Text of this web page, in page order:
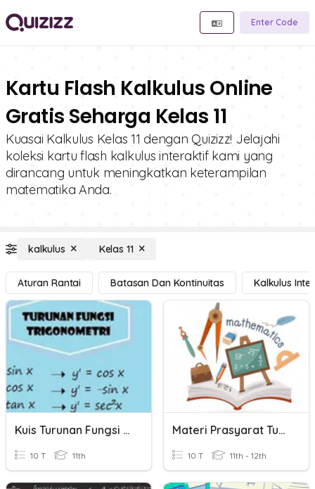
Enter Code
Kartu Flash Kalkulus Online
Gratis Seharga Kelas 11
Kuasai Kalkulus Kelas 11 dengan Quizizz! Jelajahi
koleksi kartu flash kalkulus interaktif kami yang
dirancang untuk meningkatkan keterampilan
matematika Anda.
kalkulus Kelas 11
Aturan Rantai Batasan Dan Kontinuitas Kalkulus
Kuis Turunan Fungsi Trigonometri
10 T 11th
Materi Prasyarat Turunan Fungsi Trigonometri XII MiPA
10 T 11th - 12th